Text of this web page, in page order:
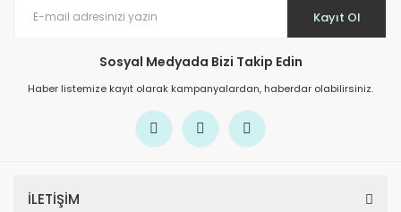
Kayıt Ol
Sosyal Medyada Bizi Takip Edin
Haber listemize kayıt olarak kampanyalardan, haberdar olabilirsiniz.
İLETİŞİM